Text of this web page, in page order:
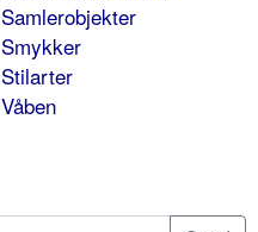
Samlerobjekter
Smykker
Stilarter
Våben